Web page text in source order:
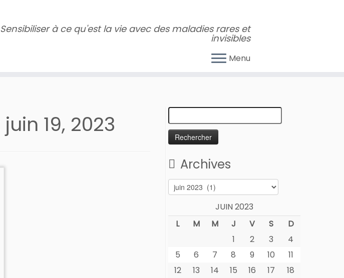
Sensibiliser à ce qu'est la vie avec des maladies rares et
invisibles
Menu
juin 19, 2023 Rechercher :
Archives
Archives
JUIN 2023
L
M M J V S
D
1
2 3
4
5
6 7 8 9 10
11
12
13 14 15 16 17
18